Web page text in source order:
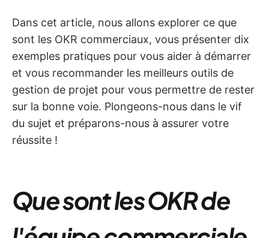
Dans cet article, nous allons explorer ce que
sont les OKR commerciaux, vous présenter dix
exemples pratiques pour vous aider à démarrer
et vous recommander les meilleurs outils de
gestion de projet pour vous permettre de rester
sur la bonne voie. Plongeons-nous dans le vif
du sujet et préparons-nous à assurer votre
réussite !
Que sont les OKR de